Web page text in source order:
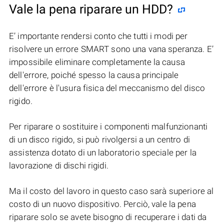
Vale la pena riparare un HDD?
E’ importante rendersi conto che tutti i modi per
risolvere un errore SMART sono una vana speranza. E’
impossibile eliminare completamente la causa
dell'errore, poiché spesso la causa principale
dell'errore è l'usura fisica del meccanismo del disco
rigido.
Per riparare o sostituire i componenti malfunzionanti
di un disco rigido, si può rivolgersi a un centro di
assistenza dotato di un laboratorio speciale per la
lavorazione di dischi rigidi.
Ma il costo del lavoro in questo caso sarà superiore al
costo di un nuovo dispositivo. Perciò, vale la pena
riparare solo se avete bisogno di recuperare i dati da